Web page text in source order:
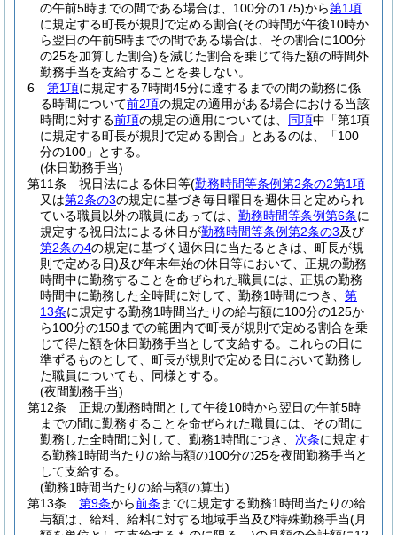
の午前5時までの間である場合は、100分の175)から第1項
に規定する町長が規則で定める割合(その時間が午後10時か
ら翌日の午前5時までの間である場合は、その割合に100分
の25を加算した割合)を減じた割合を乗じて得た額の時間外
勤務手当を支給することを要しない。
6
第1項に規定する7時間45分に達するまでの間の勤務に係
る時間について前2項の規定の適用がある場合における当該
時間に対する前項の規定の適用については、 同項中「第1項
に規定する町長が規則で定める割合」とあるのは、「100
分の100」とする。
(休日勤務手当)
第11条
祝日法による休日等(勤務時間等条例第2条の2第1項
又は第2条の3の規定に基づき毎日曜日を週休日と定められ
ている職員以外の職員にあっては、 勤務時間等条例第6条に
規定する祝日法による休日が勤務時間等条例第2条の3及び
第2条の4の規定に基づく週休日に当たるときは、町長が規
則で定める日)及び年末年始の休日等において、正規の勤務
時間中に勤務することを命ぜられた職員には、正規の勤務
時間中に勤務した全時間に対して、勤務1時間につき、 第
13条に規定する勤務1時間当たりの給与額に100分の125か
ら100分の150までの範囲内で町長が規則で定める割合を乗
じて得た額を休日勤務手当として支給する。
これらの日に
準ずるものとして、町長が規則で定める日において勤務し
た職員についても、同様とする。
(夜間勤務手当)
第12条
正規の勤務時間として午後10時から翌日の午前5時
までの間に勤務することを命ぜられた職員には、その間に
勤務した全時間に対して、勤務1時間につき、 次条に規定す
る勤務1時間当たりの給与額の100分の25を夜間勤務手当と
して支給する。
(勤務1時間当たりの給与額の算出)
第13条
第9条から前条 までに規定する勤務1時間当たりの給
与額は、給料、給料に対する地域手当及び特殊勤務手当(月